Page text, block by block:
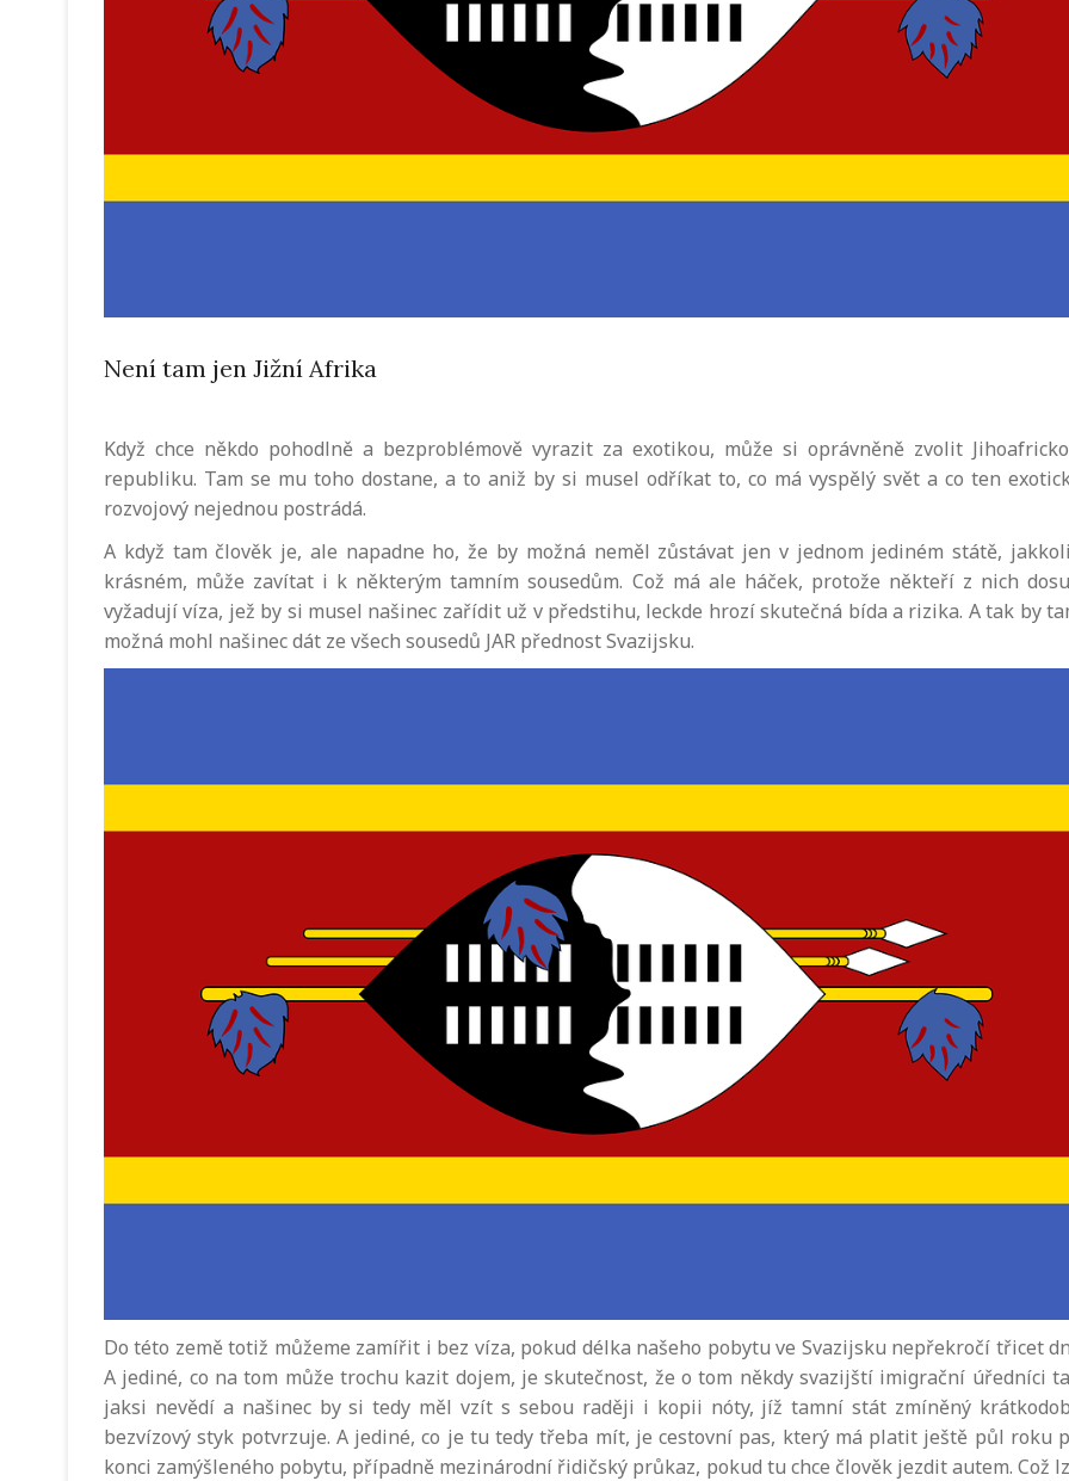
Není tam jen Jižní Afrika
Když chce někdo pohodlně a bezproblémově vyrazit za exotikou, může si oprávněně zvolit
republiku. Tam se mu toho dostane, a to aniž by si musel odříkat to, co má vyspělý svět a co ten
rozvojový nejednou postrádá.
A když tam člověk je, ale napadne ho, že by možná neměl zůstávat jen v jednom jediném státě,
krásném, může zavítat i k některým tamním sousedům. Což má ale háček, protože někteří z nich
vyžadují víza, jež by si musel našinec zařídit už v předstihu, leckde hrozí skutečná bída a rizika. A tak by
možná mohl našinec dát ze všech sousedů JAR přednost Svazijsku.
Do této země totiž můžeme zamířit i bez víza, pokud délka našeho pobytu ve Svazijsku nepřekročí třicet
A jediné, co na tom může trochu kazit dojem, je skutečnost, že o tom někdy svazijští imigrační úředníci
jaksi nevědí a našinec by si tedy měl vzít s sebou raději i kopii nóty, jíž tamní stát zmíněný
bezvízový styk potvrzuje. A jediné, co je tu tedy třeba mít, je cestovní pas, který má platit ještě půl roku
konci zamýšleného pobytu, případně mezinárodní řidičský průkaz, pokud tu chce člověk jezdit autem. Což